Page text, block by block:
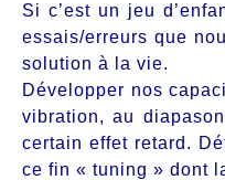
Si c’est un jeu
essais/erreurs que
solution à la vie.
Développer nos
vibration, au
certain effet retard.
ce fin « tuning » dont